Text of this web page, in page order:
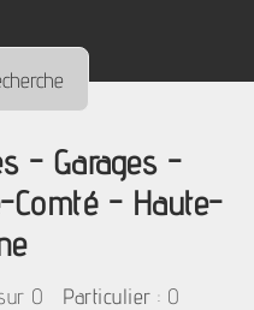
- Garages -
Comté - Haute-
0 Particulier : 0